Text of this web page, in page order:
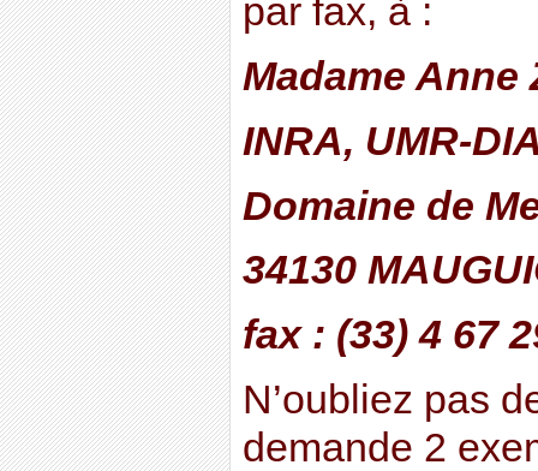
par fax, à :
Madame Anne
INRA, UMR-
Domaine de
34130
fax : (33) 4 67
N’oubliez pas
demande 2